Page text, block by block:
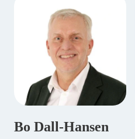
Bo Dall-Hansen